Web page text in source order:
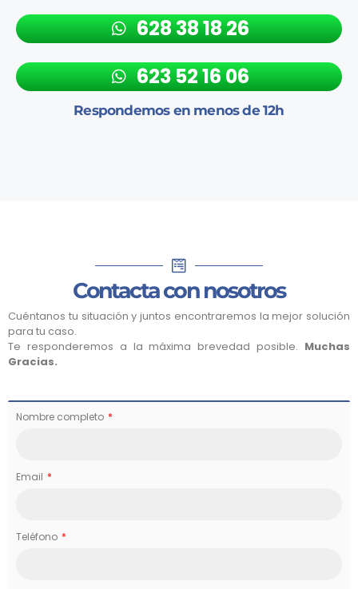
628 38 18 26
623 52 16 06
Respondemos en menos de 12h
Contacta con nosotros
Cuéntanos tu situación y juntos encontraremos la mejor solución
para tu caso.
Te responderemos a la máxima brevedad posible. Muchas
Gracias.
Nombre completo
Email
Teléfono